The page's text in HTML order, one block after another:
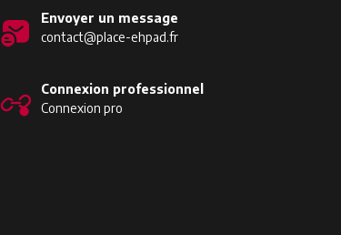
Envoyer un message
contact@place-ehpad.fr
Connexion professionnel
Connexion pro